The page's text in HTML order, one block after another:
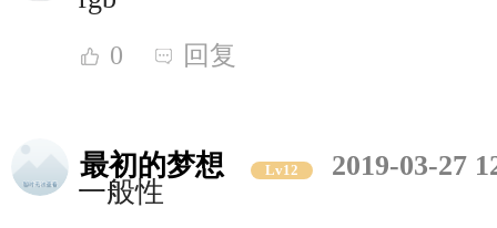
0 回复
最初的梦想 Lv12
2019-03-27
一般性